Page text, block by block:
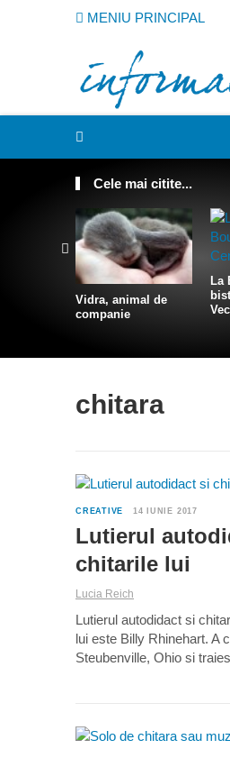
MENIU PRINCIPAL
Cele mai citite...
Vidra, animal de
companie
La
chitara
CREATIVE 14 IUNIE 2017
Lutierul
chitarile lui
Lucia Reich
Lutierul autodidact si
lui este Billy Rhinehart. A
Steubenville, Ohio si